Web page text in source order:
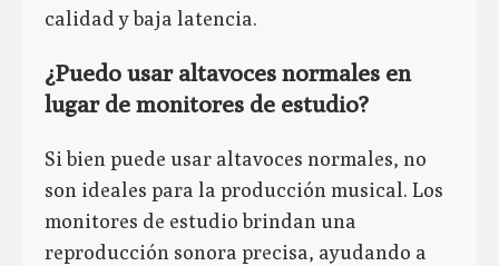
calidad y baja latencia.
¿Puedo usar altavoces normales en
lugar de monitores de estudio?
Si bien puede usar altavoces normales, no
son ideales para la producción musical. Los
monitores de estudio brindan una
reproducción sonora precisa, ayudando a